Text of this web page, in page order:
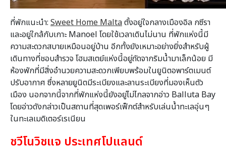
ที่พักแนะนำ: Sweet Home Maltaตั้งอยู่ใจกลางเมืองอิล กซีรา
และอยู่ใกล้กับเกาะ Manoel โดยใช้เวลาเดินไม่นาน ที่พักแห่งนี้มี
ความสะดวกสบายเหมือนอยู่บ้าน อีกทั้งยังเหมาะอย่างยิ่งสำหรับผู้
เดินทางที่ชอบสำรวจ โฮมสเตย์แห่งนี้อยู่ถัดจากริมน้ำมาเล็กน้อย มี
ห้องพักที่มีสิ่งอำนวยความสะดวกเพียบพร้อมในยูนิตอพาร์ตเมนต์
ปรับอากาศ ซึ่งหลายยูนิตมีระเบียงและลานระเบียงที่มองเห็นตัว
เมือง นอกจากนี้จากที่พักแห่งนี้ยังอยู่ไม่ไกลจากอ่าว Balluta Bay
โดยอ่าวดังกล่าวเป็นสถานที่สุดเพอร์เฟ็กต์สำหรับเล่นน้ำทะเลอุ่นๆ
ในทะเลเมดิเตอร์เรเนียน
ชวีโนวิชแจ ประเทศโปแลนด์